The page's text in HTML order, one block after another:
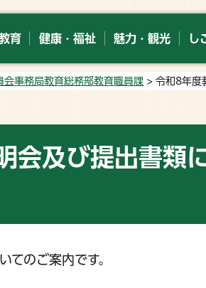
育 健康・福祉 魅力・観光 し
会事務局教育総務部教育職員課 > 令和8年度
会及び提出書類
のご案内です。